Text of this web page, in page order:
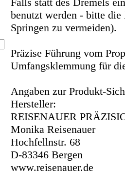
benutzt werden - bitte
Springen zu vermeiden).
Präzise Führung vom
Umfangsklemmung für
Angaben zur Produkt-
Hersteller:
REISENAUER
Monika Reisenauer
Hochfellnstr. 68
D-83346 Bergen
www.reisenauer.de